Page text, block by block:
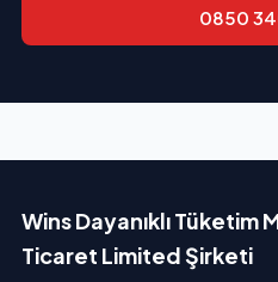
0850
Wins Dayanıklı Tüketim
Ticaret Limited Şirketi